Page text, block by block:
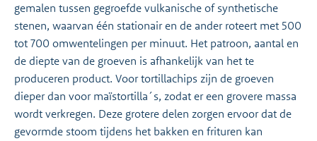
gemalen tussen gegroefde vulkanische of synthetische
stenen, waarvan één stationair en de ander roteert met 500
tot 700 omwentelingen per minuut. Het patroon, aantal en
de diepte van de groeven is afhankelijk van het te
produceren product. Voor tortillachips zijn de groeven
dieper dan voor maïstortilla´s, zodat er een grovere massa
wordt verkregen. Deze grotere delen zorgen ervoor dat de
gevormde stoom tijdens het bakken en frituren kan